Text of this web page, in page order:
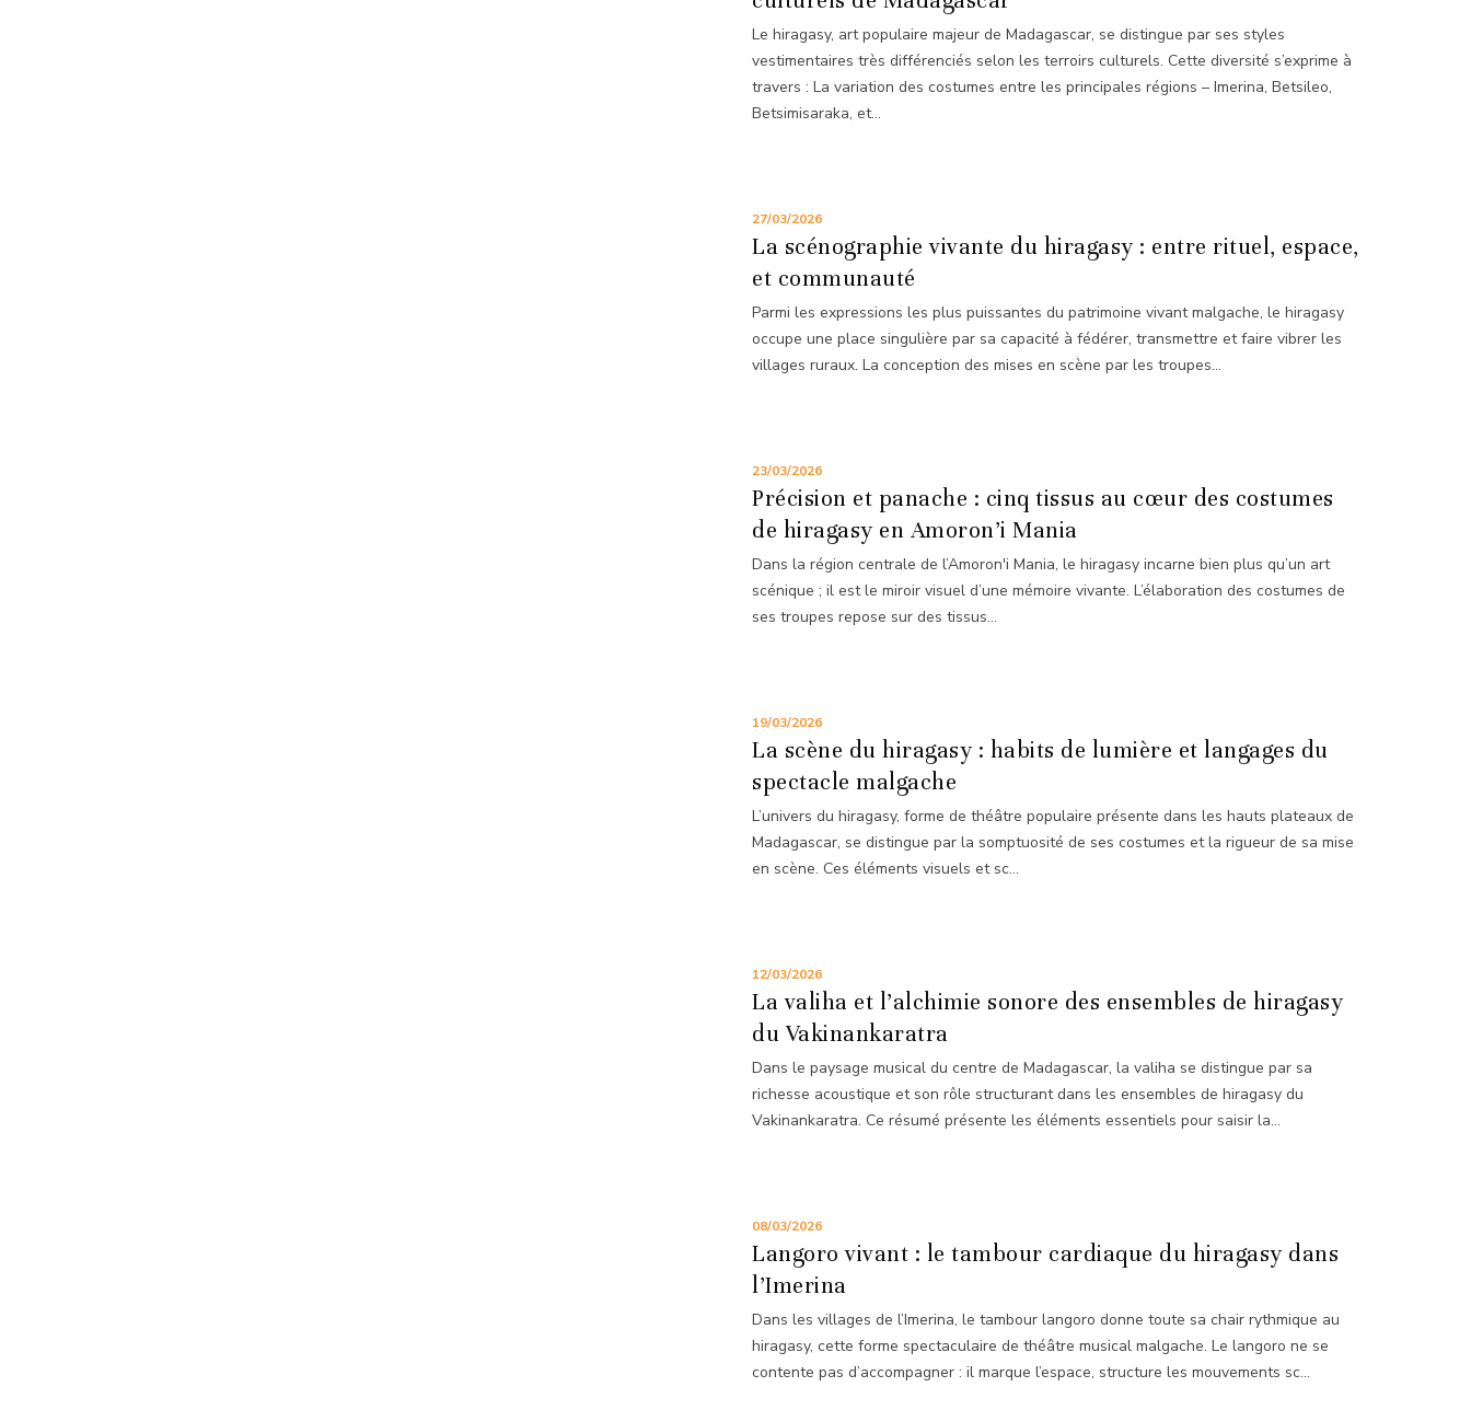
Le hiragasy, art populaire majeur de Madagascar, se distingue par ses styles
vestimentaires très différenciés selon les terroirs culturels. Cette diversité s’exprime à
travers : La variation des costumes entre les principales régions – Imerina, Betsileo,
Betsimisaraka, et...
27/03/2026
La scénographie vivante du hiragasy : entre rituel, espace,
et communauté
Parmi les expressions les plus puissantes du patrimoine vivant malgache, le hiragasy
occupe une place singulière par sa capacité à fédérer, transmettre et faire vibrer les
villages ruraux. La conception des mises en scène par les troupes...
23/03/2026
Précision et panache : cinq tissus au cœur des costumes
de hiragasy en Amoron’i Mania
Dans la région centrale de l’Amoron'i Mania, le hiragasy incarne bien plus qu’un art
scénique ; il est le miroir visuel d’une mémoire vivante. L’élaboration des costumes de
ses troupes repose sur des tissus...
19/03/2026
La scène du hiragasy : habits de lumière et langages du
spectacle malgache
L’univers du hiragasy, forme de théâtre populaire présente dans les hauts plateaux de
Madagascar, se distingue par la somptuosité de ses costumes et la rigueur de sa mise
en scène. Ces éléments visuels et sc...
12/03/2026
La valiha et l’alchimie sonore des ensembles de hiragasy
du Vakinankaratra
Dans le paysage musical du centre de Madagascar, la valiha se distingue par sa
richesse acoustique et son rôle structurant dans les ensembles de hiragasy du
Vakinankaratra. Ce résumé présente les éléments essentiels pour saisir la...
08/03/2026
Langoro vivant : le tambour cardiaque du hiragasy dans
l’Imerina
Dans les villages de l’Imerina, le tambour langoro donne toute sa chair rythmique au
hiragasy, cette forme spectaculaire de théâtre musical malgache. Le langoro ne se
contente pas d’accompagner : il marque l’espace, structure les mouvements sc...